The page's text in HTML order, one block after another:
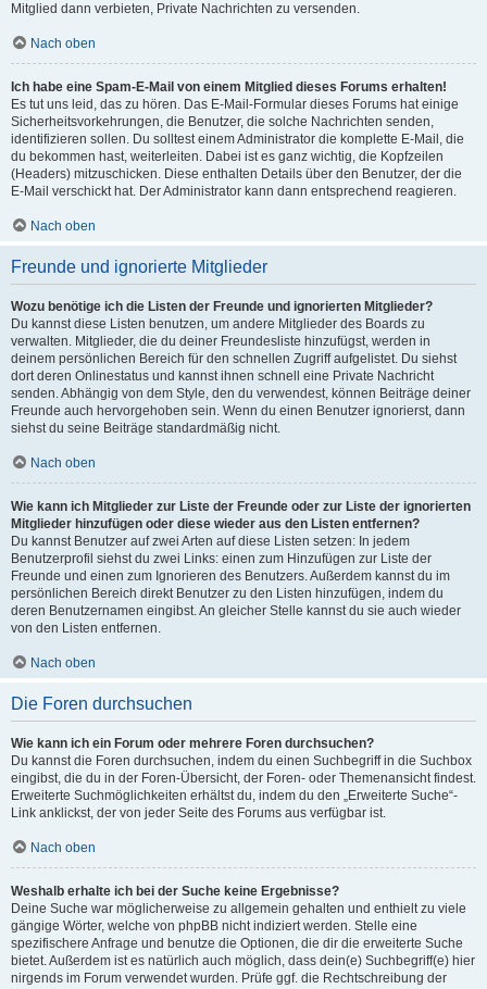
Mitglied dann verbieten, Private Nachrichten zu versenden.
Nach oben
Ich habe eine Spam-E-Mail von einem Mitglied dieses Forums erhalten!
Es tut uns leid, das zu hören. Das E-Mail-Formular dieses Forums hat einige
Sicherheitsvorkehrungen, die Benutzer, die solche Nachrichten senden,
identifizieren sollen. Du solltest einem Administrator die komplette E-Mail, die
du bekommen hast, weiterleiten. Dabei ist es ganz wichtig, die Kopfzeilen
(Headers) mitzuschicken. Diese enthalten Details über den Benutzer, der die
E-Mail verschickt hat. Der Administrator kann dann entsprechend reagieren.
Nach oben
Freunde und ignorierte Mitglieder
Wozu benötige ich die Listen der Freunde und ignorierten Mitglieder?
Du kannst diese Listen benutzen, um andere Mitglieder des Boards zu
verwalten. Mitglieder, die du deiner Freundesliste hinzufügst, werden in
deinem persönlichen Bereich für den schnellen Zugriff aufgelistet. Du siehst
dort deren Onlinestatus und kannst ihnen schnell eine Private Nachricht
senden. Abhängig von dem Style, den du verwendest, können Beiträge deiner
Freunde auch hervorgehoben sein. Wenn du einen Benutzer ignorierst, dann
siehst du seine Beiträge standardmäßig nicht.
Nach oben
Wie kann ich Mitglieder zur Liste der Freunde oder zur Liste der ignorierten
Mitglieder hinzufügen oder diese wieder aus den Listen entfernen?
Du kannst Benutzer auf zwei Arten auf diese Listen setzen: In jedem
Benutzerprofil siehst du zwei Links: einen zum Hinzufügen zur Liste der
Freunde und einen zum Ignorieren des Benutzers. Außerdem kannst du im
persönlichen Bereich direkt Benutzer zu den Listen hinzufügen, indem du
deren Benutzernamen eingibst. An gleicher Stelle kannst du sie auch wieder
von den Listen entfernen.
Nach oben
Die Foren durchsuchen
Wie kann ich ein Forum oder mehrere Foren durchsuchen?
Du kannst die Foren durchsuchen, indem du einen Suchbegriff in die Suchbox
eingibst, die du in der Foren-Übersicht, der Foren- oder Themenansicht findest.
Erweiterte Suchmöglichkeiten erhältst du, indem du den „Erweiterte Suche“-
Link anklickst, der von jeder Seite des Forums aus verfügbar ist.
Nach oben
Weshalb erhalte ich bei der Suche keine Ergebnisse?
Deine Suche war möglicherweise zu allgemein gehalten und enthielt zu viele
gängige Wörter, welche von phpBB nicht indiziert werden. Stelle eine
spezifischere Anfrage und benutze die Optionen, die dir die erweiterte Suche
bietet. Außerdem ist es natürlich auch möglich, dass dein(e) Suchbegriff(e) hier
nirgends im Forum verwendet wurden. Prüfe ggf. die Rechtschreibung der